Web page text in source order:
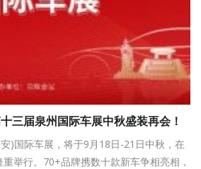
三届泉州国际车展中秋盛装再会！
)国际车展，将于9月18日-21日中秋，在
举行。70+品牌携数十款新车争相亮相，